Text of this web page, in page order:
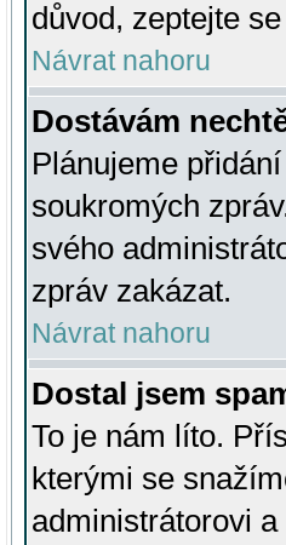
důvod, zeptejte
Návrat nahoru
Dostávám
Plánujeme
soukromých
svého
zpráv zakázat.
Návrat nahoru
Dostal jsem
To je nám líto.
kterými se
administrátorovi